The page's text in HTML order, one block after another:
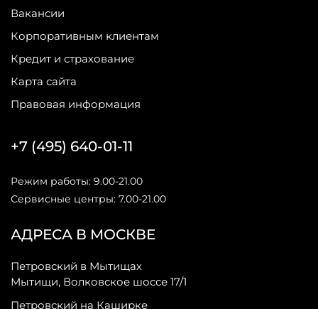
Вакансии
Корпоративным клиентам
Кредит и страхование
Карта сайта
Правовая информация
АДРЕСА В МОСКВЕ
Петровский в Мытищах
Мытищи, Волковское шоссе 17/1
Петровский на Каширке
+7 (495) 640-01-11
Режим работы: 9.00-21.00
Сервисные центры: 7.00-21.00